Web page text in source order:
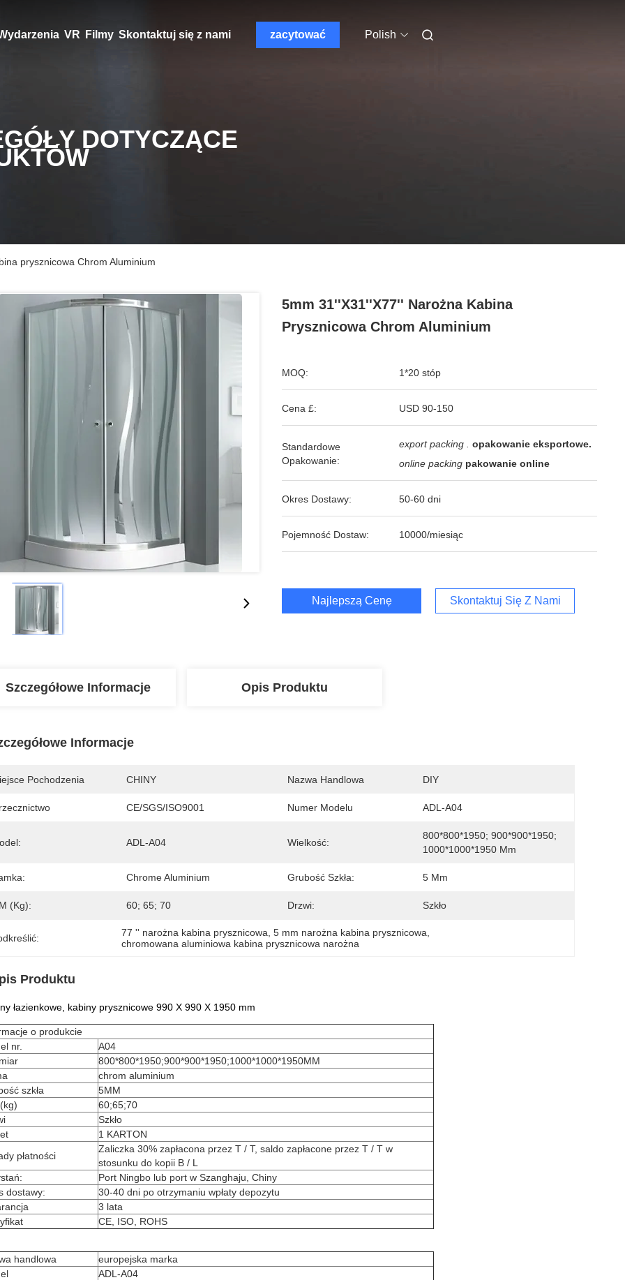
VR Filmy Skontaktuj się z nami zacytować Polish
DOTYCZĄCE
prysznicowa Chrom Aluminium
5mm 31''X31''X77'' Narożna Kabina
Prysznicowa Chrom Aluminium
MOQ: 1*20 stóp
Cena £: USD 90-150
Standardowe
Opakowanie:
export packing .
opakowanie eksportowe.
online packing pakowanie online
Okres Dostawy: 50-60 dni
Pojemność Dostaw: 10000/miesiąc
Najlepszą Cenę Skontaktuj Się Z Nami
Szczegółowe Informacje Opis Produktu
Informacje
Pochodzenia CHINY Nazwa Handlowa DIY
CE/SGS/ISO9001 Numer Modelu ADL-A04
ADL-A04 Wielkość:
800*800*1950; 900*900*1950;
1000*1000*1950 Mm
Chrome Aluminium Grubość Szkła: 5 Mm
(kg): 60; 65; 70 Drzwi: Szkło
77 '' narożna kabina prysznicowa , 5 mm narożna kabina prysznicowa
chromowana aluminiowa kabina prysznicowa narożna
Produktu
łazienkowe, kabiny prysznicowe 990 X 990 X 1950 mm
o produkcie
nr.
A04
800*800*1950;900*900*1950;1000*1000*1950MM
chrom aluminium
szkła
5MM
60;65;70
Szkło
1 KARTON
płatności
Zaliczka 30% zapłacona przez T / T, saldo zapłacone przez T / T w
stosunku do kopii B / L
Port Ningbo lub port w Szanghaju, Chiny
dostawy:
30-40 dni po otrzymaniu wpłaty depozytu
3 lata
CE, ISO, ROHS
handlowa
europejska marka
ADL-A04